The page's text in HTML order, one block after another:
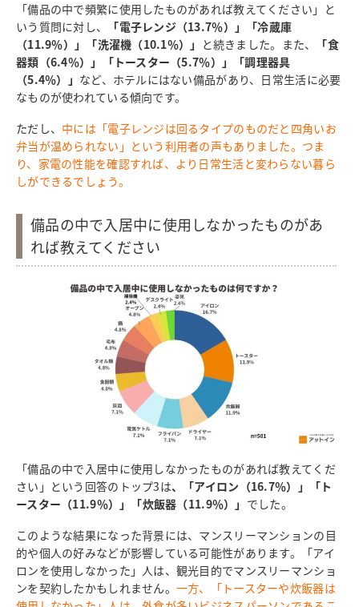
「備品の中で頻繁に使用したものがあれば教えてください」と
いう質問に対し、
「電子レンジ（13.7％）」「冷蔵庫
（11.9％）」「洗濯機（10.1％）」 と続きました。また、
「食
器類（6.4％）」「トースター（5.7％）」「調理器具
（5.4％）」 など、ホテルにはない備品があり、日常生活に必要
なものが使われている傾向です。
ただし、 中には「電子レンジは回るタイプのものだと四角いお
弁当が温められない」という利用者の声もありました。つま
り、家電の性能を確認すれば、より日常生活と変わらない暮ら
しができるでしょう。
備品の中で入居中に使用しなかったものがあ
れば教えてください
「備品の中で入居中に使用しなかったものがあれば教えてくだ
さい」という回答のトップ3は、「アイロン（16.7％）」「ト
ースター（11.9％）」「炊飯器（11.9％）」 でした。
このような結果になった背景には、マンスリーマンションの目
的や個人の好みなどが影響している可能性があります。「アイ
ロンを使用しなかった」人は、観光目的でマンスリーマンショ
ンを契約したかもしれません。 一方、「トースターや炊飯器は